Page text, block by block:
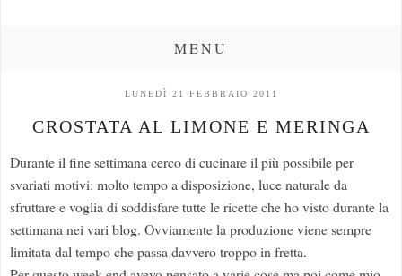
MENU
LUNEDÌ 21 FEBBRAIO 2011
CROSTATA AL LIMONE E MERINGA
Durante il fine settimana cerco di cucinare il più possibile per
svariati motivi: molto tempo a disposizione, luce naturale da
sfruttare e voglia di soddisfare tutte le ricette che ho visto durante la
settimana nei vari blog. Ovviamente la produzione viene sempre
limitata dal tempo che passa davvero troppo in fretta.